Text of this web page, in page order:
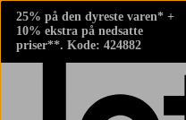
25% på den dyreste varen* +
10% ekstra på nedsatte
priser**. Kode: 424882